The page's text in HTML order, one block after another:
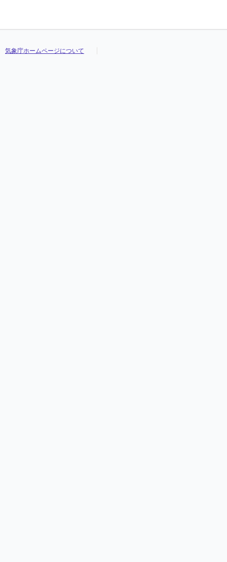
気象庁ホームページについて